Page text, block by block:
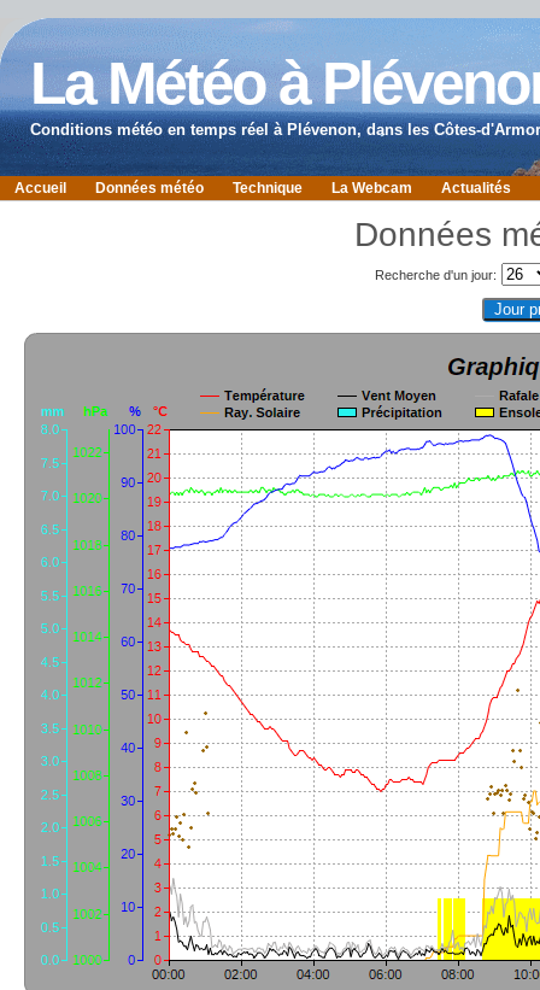
La Météo à
Conditions météo en temps réel à Plévenon, dans les Côtes-
Accueil Données météo Technique La Webcam Actualités
Données
Recherche d'un jour: